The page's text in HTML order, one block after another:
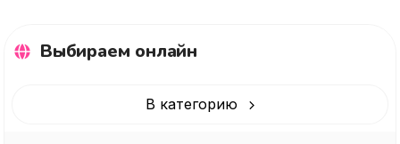
Выбираем онлайн
В категорию